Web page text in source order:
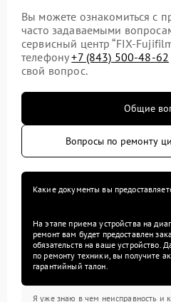
Вы можете ознакомиться с
часто задаваемыми
сервисный центр “FIX-
телефону+7 (843) 500-48-62
свой вопрос.
Общие
Вопросы по ремонту
Какие документы вы
На этапе приема устройства на
ремонт вам будет предоставлен
обязательств на ваше устройство.
по ремонту техники, вы получите
гарантийный талон.
Я уже знаю в чем неисправность и